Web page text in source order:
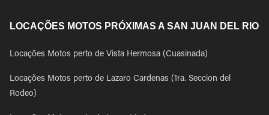
LOCAÇÕES MOTOS PRÓXIMAS A SAN JUAN DEL RIO
Locações Motos perto de Vista Hermosa (Cuasinada)
Locações Motos perto de Lazaro Cardenas (1ra. Seccion del
Rodeo)